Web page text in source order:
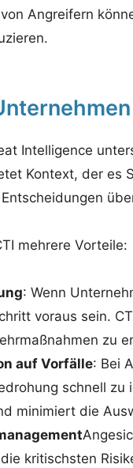
Angreifern
Intelligence
Kontext, der es
mehrere Vorteile:
: Wenn
voraus sein.
zu
auf Vorfälle: Bei
schnell zu
minimiert die
kritischsten